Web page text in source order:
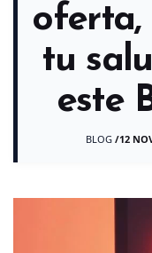
oferta,
tu
este
BLOG/12